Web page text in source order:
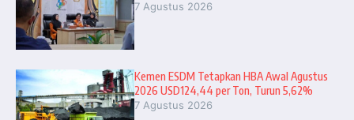
7 Agustus 2026
Kemen ESDM Tetapkan HBA Awal Agustus
2026 USD124,44 per Ton, Turun 5,62%
7 Agustus 2026